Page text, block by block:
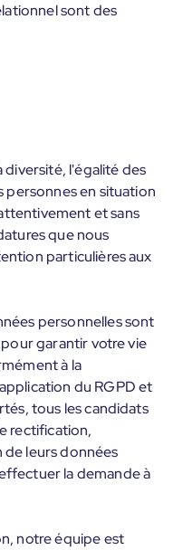
sont des
diversité, l'égalité des
personnes en situation
et sans
que nous
particulières aux
personnelles sont
garantir votre vie
à la
du RGPD et
tous les candidats
rectification,
leurs données
la demande à
notre équipe est